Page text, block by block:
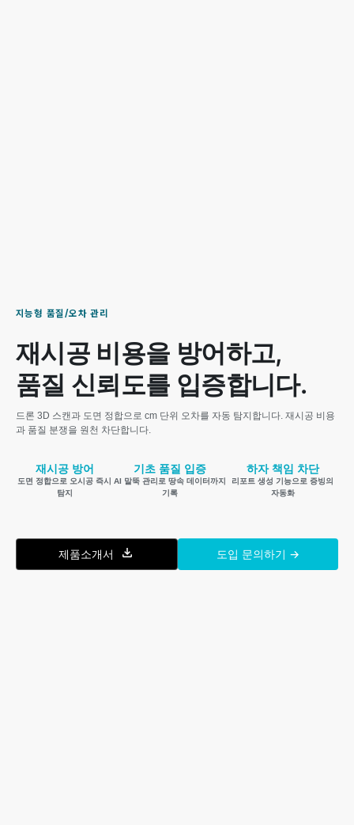
지능형 품질/오차 관리
재시공 비용을 방어하고,
품질 신뢰도를 입증합니다.
드론 3D 스캔과 도면 정합으로 cm 단위 오차를 자동 탐지합니다. 재시공 비용
과 품질 분쟁을 원천 차단합니다.
재시공 방어
도면 정합으로 오시공 즉시
탐지
기초 품질 입증
AI 말뚝 관리로 땅속 데이터까지
기록
하자 책임 차단
리포트 생성 기능으로 증빙의
자동화
제품소개서 도입 문의하기 →